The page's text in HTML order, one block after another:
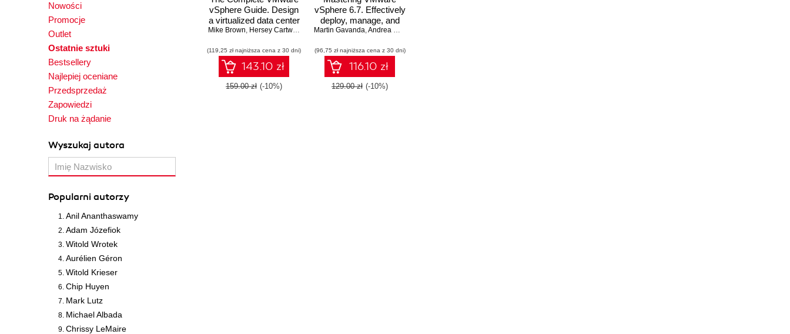
Nowości
Promocje
Outlet
Ostatnie sztuki
Bestsellery
Najlepiej oceniane
Przedsprzedaż
Zapowiedzi
Druk na żądanie
Wyszukaj autora
Popularni autorzy
Anil Ananthaswamy
Adam Józefiok
Witold Wrotek
Aurélien Géron
Witold Krieser
Chip Huyen
Mark Lutz
Michael Albada
Chrissy LeMaire
vSphere Guide. Design
a virtualized data center
with VMware vSphere
Mike Brown, Hersey Cartwright Martin Gavanda,Andrea Mauro
(119,25 zł najniższa cena z 30 dni)
143.10 zł
159.00 zł (-10%)
vSphere 6.7. Effectively
deploy, manage, and
monitor your virtual
VMware vSphere 6.7 -
Second Edition
Martin Gavanda,Andrea Mauro
(96,75 zł najniższa cena z 30 dni)
116.10 zł
129.00 zł (-10%)